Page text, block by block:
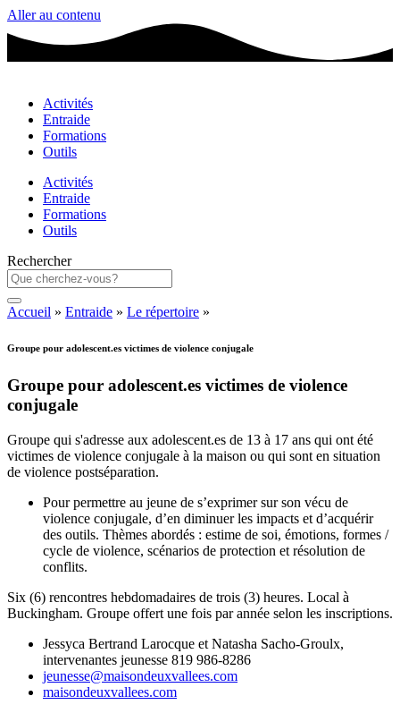
Aller au contenu
Activités
Entraide
Formations
Outils
Activités
Entraide
Formations
Outils
Rechercher
Accueil » Entraide » Le répertoire »
Groupe pour adolescent.es victimes de violence conjugale
Groupe pour adolescent.es victimes de violence
conjugale
Groupe qui s'adresse aux adolescent.es de 13 à 17 ans qui ont été
victimes de violence conjugale à la maison ou qui sont en situation
de violence postséparation.
Pour permettre au jeune de s’exprimer sur son vécu de
violence conjugale, d’en diminuer les impacts et d’acquérir
des outils. Thèmes abordés : estime de soi, émotions, formes /
cycle de violence, scénarios de protection et résolution de
conflits.
Six (6) rencontres hebdomadaires de trois (3) heures. Local à
Buckingham. Groupe offert une fois par année selon les inscriptions.
Jessyca Bertrand Larocque et Natasha Sacho-Groulx,
intervenantes jeunesse 819 986-8286
jeunesse@maisondeuxvallees.com
maisondeuxvallees.com